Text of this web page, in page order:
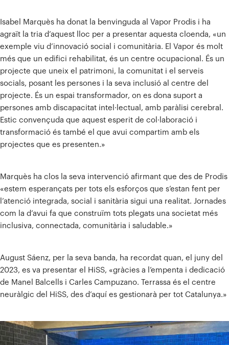
Isabel Marquès ha donat la benvinguda al Vapor Prodis i ha
agraït la tria d’aquest lloc per a presentar aquesta cloenda, «un
exemple viu d’innovació social i comunitària. El Vapor és molt
més que un edifici rehabilitat, és un centre ocupacional. És un
projecte que uneix el patrimoni, la comunitat i el serveis
socials, posant les persones i la seva inclusió al centre del
projecte. És un espai transformador, on es dona suport a
persones amb discapacitat intel·lectual, amb paràlisi cerebral.
Estic convençuda que aquest esperit de col·laboració i
transformació és també el que avui compartim amb els
projectes que es presenten.»
Marquès ha clos la seva intervenció afirmant que des de Prodis
«estem esperançats per tots els esforços que s’estan fent per
l’atenció integrada, social i sanitària sigui una realitat. Jornades
com la d’avui fa que construïm tots plegats una societat més
inclusiva, connectada, comunitària i saludable.»
August Sáenz, per la seva banda, ha recordat quan, el juny del
2023, es va presentar el HiSS, «gràcies a l’empenta i dedicació
de Manel Balcells i Carles Campuzano. Terrassa és el centre
neuràlgic del HiSS, des d’aquí es gestionarà per tot Catalunya.»